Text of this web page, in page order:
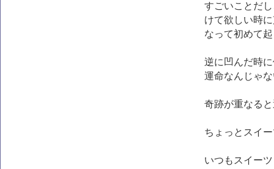
すごいことだ
けて欲しい時
なって初めて
逆に凹んだ時
運命なんじゃ
奇跡が重なる
ちょっとスイ
いつもスイー